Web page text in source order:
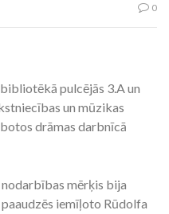
0
pulcējās 3.A un
un mūzikas
drāmas darbnīcā
mērķis bija
iemīļoto Rūdolfa